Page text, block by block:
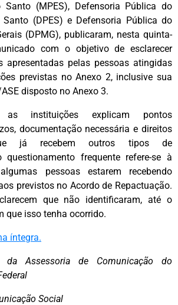
Santo (MPES), Defensoria Pública do
(DPES) e Defensoria Pública do
(DPMG), publicaram, nesta quinta-
com o objetivo de esclarecer
apresentadas pelas pessoas atingidas
previstas no Anexo 2, inclusive sua
disposto no Anexo 3.
as instituições explicam pontos
documentação necessária e direitos
já recebem outros tipos de
questionamento frequente refere-se à
pessoas estarem recebendo
previstos no Acordo de Repactuação.
que não identificaram, até o
que isso tenha ocorrido.
íntegra.
da Assessoria de Comunicação do
Social